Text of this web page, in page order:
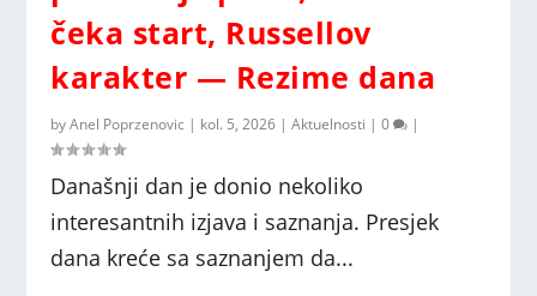
čeka start, Russellov
karakter — Rezime dana
byAnel Poprzenovic | kol. 5, 2026 |Aktuelnosti |0 |
Današnji dan je donio nekoliko
interesantnih izjava i saznanja. Presjek
dana kreće sa saznanjem da...